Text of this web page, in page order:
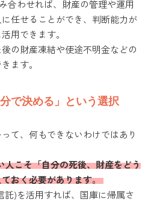
合わせれば、財産の管理や運用
任せることができ、判断能力が
用できます。
の財産凍結や使途不明金などの
ます。
で決める」という選択
て、何もできないわけではあり
人こそ「自分の死後、財産をどう
おく必要があります。
託)を活用すれば、国庫に帰属さ